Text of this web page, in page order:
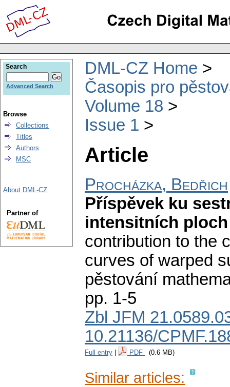
DML-CZ Home
Časopis pro
Volume 18
Issue 1
Article
Procházka, Bedřich
Příspěvek ku
intensitních
contribution to the
curves of warped
pěstování
pp. 1-5
Zbl JFM
10.21136/
Full entry PDF (0.6 MB)
Similar articles:
Search
Advanced Search
Browse
Collections
Titles
Authors
MSC
About DML-CZ
Partner of